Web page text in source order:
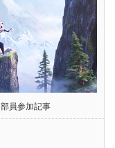
部員参加記事